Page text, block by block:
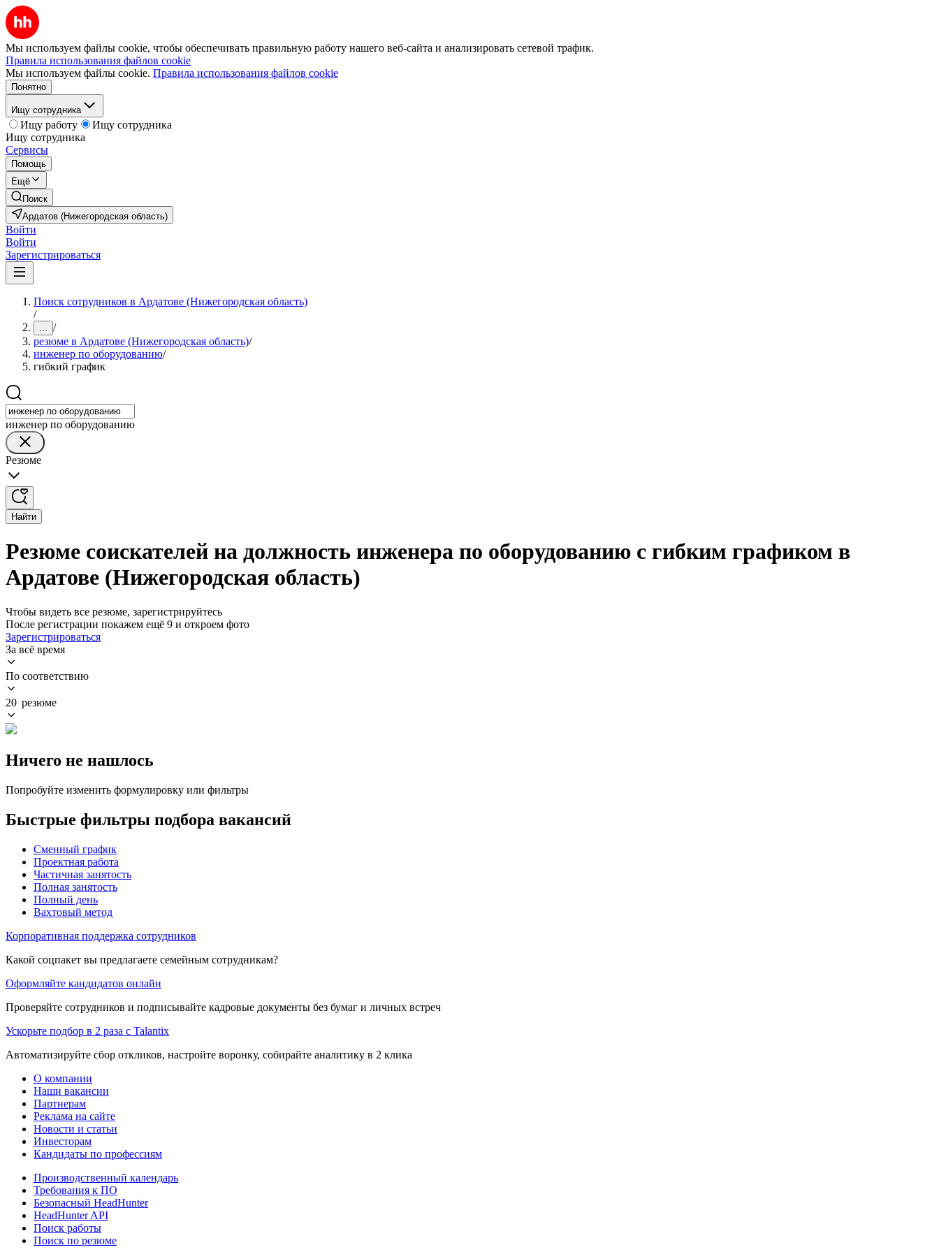
Мы используем файлы cookie, чтобы обеспечивать правильную работу нашего веб-сайта и анализировать сетевой трафик.
Правила использования файлов cookie
Мы используем файлы cookie. Правила использования файлов cookie
Понятно
Ищу сотрудника
Ищу работу
Ищу сотрудника
Ищу сотрудника
Сервисы
Помощь
Ещё
Поиск
Ардатов (Нижегородская область)
Войти
Войти
Зарегистрироваться
Поиск сотрудников в Ардатове (Нижегородская область)
/
... /
резюме в Ардатове (Нижегородская область)/
инженер по оборудованию/
гибкий график
инженер по оборудованию
Резюме
Найти
Резюме соискателей на должность инженера по оборудованию с гибким графиком в
Ардатове (Нижегородская область)
Чтобы видеть все резюме, зарегистрируйтесь
После регистрации покажем ещё 9 и откроем фото
Зарегистрироваться
За всё время
По соответствию
20 резюме
Ничего не нашлось
Попробуйте изменить формулировку или фильтры
Быстрые фильтры подбора вакансий
Сменный график
Проектная работа
Частичная занятость
Полная занятость
Полный день
Вахтовый метод
Корпоративная поддержка сотрудников
Какой соцпакет вы предлагаете семейным сотрудникам?
Оформляйте кандидатов онлайн
Проверяйте сотрудников и подписывайте кадровые документы без бумаг и личных встреч
Ускорьте подбор в 2 раза с Talantix
Автоматизируйте сбор откликов, настройте воронку, собирайте аналитику в 2 клика
О компании
Наши вакансии
Партнерам
Реклама на сайте
Новости и статьи
Инвесторам
Кандидаты по профессиям
Производственный календарь
Требования к ПО
Безопасный HeadHunter
HeadHunter API
Поиск работы
Поиск по резюме